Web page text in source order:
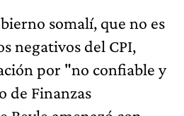
somalí, que no es
negativos del CPI,
por "no confiable y
de Finanzas